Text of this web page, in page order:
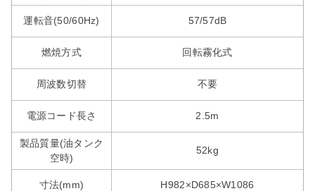
運転音(50/60Hz) 57/57dB
燃焼方式 回転霧化式
周波数切替 不要
電源コード長さ 2.5m
製品質量(油タンク
空時)
52kg
寸法(mm) H982×D685×W1086